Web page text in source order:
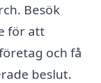
Besök
för att
och få
beslut.